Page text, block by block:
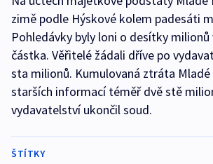
zimě podle Hýskové kolem padesáti
Pohledávky byly loni o desítky
částka. Věřitelé žádali dříve po
sta milionů. Kumulovaná ztráta
starších informací téměř dvě stě
vydavatelství ukončil soud.
ŠTÍTKY